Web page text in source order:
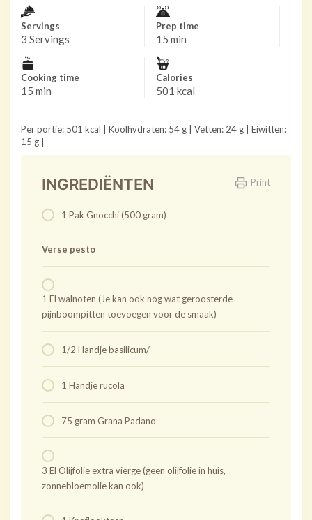
Servings
3 Servings
Prep time
15 min
Cooking time
15 min
Calories
501 kcal
Per portie: 501 kcal | Koolhydraten: 54 g | Vetten: 24 g | Eiwitten:
15 g |
Print
INGREDIËNTEN
1 Pak Gnocchi (500 gram)
Verse pesto
1 El walnoten (Je kan ook nog wat geroosterde
pijnboompitten toevoegen voor de smaak)
1/2 Handje basilicum/
1 Handje rucola
75 gram Grana Padano
3 El Olijfolie extra vierge (geen olijfolie in huis,
zonnebloemolie kan ook)